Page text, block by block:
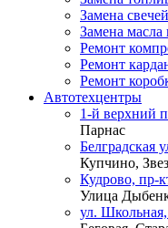
Замена
Замена масла
Ремонт
Ремонт
Ремонт
Автотехцентры
1-й верхний
Парнас
Белградская
Купчино,
Кудрово, пр-
Улица
ул.